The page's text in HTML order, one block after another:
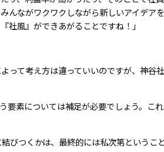
んながワクワクしながら新しいアイデア
社風』ができあがることですね！」
って考え方は違っていいのですが、神谷
要素については補足が必要でしょう。こ
びつくかは、最終的には私次第というこ